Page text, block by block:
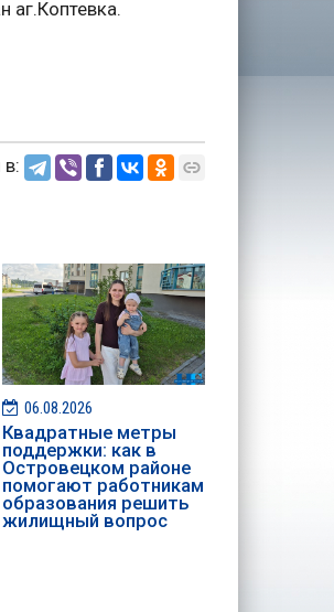
аг.Коптевка.
в:
06.08.2026
Квадратные метры
поддержки: как в
Островецком районе
помогают работникам
образования решить
жилищный вопрос